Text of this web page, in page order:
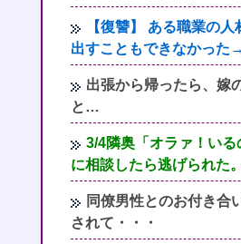
【復讐】 ある職業の
出すこともできなかった
出張から帰ったら、嫁
と…
3/4隣奥「オラァ！い
に相談したら逃げられた
同僚男性とのお付き合
されて・・・